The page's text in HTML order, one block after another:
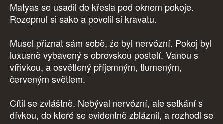
Matyas se usadil do křesla pod oknem pokoje.
Rozepnul si sako a povolil si kravatu.
Musel přiznat sám sobě, že byl nervózní. Pokoj byl
luxusně vybavený s obrovskou postelí. Vanou s
vířivkou, a osvětlený příjemným, tlumeným,
červeným světlem.
Cítil se zvláštně. Nebýval nervózní, ale setkání s
dívkou, do které se evidentně zbláznil, a rozhodl se